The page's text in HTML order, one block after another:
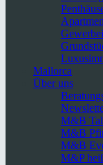
Mallorca
Über uns
M&B
M&B
M&B
M&P